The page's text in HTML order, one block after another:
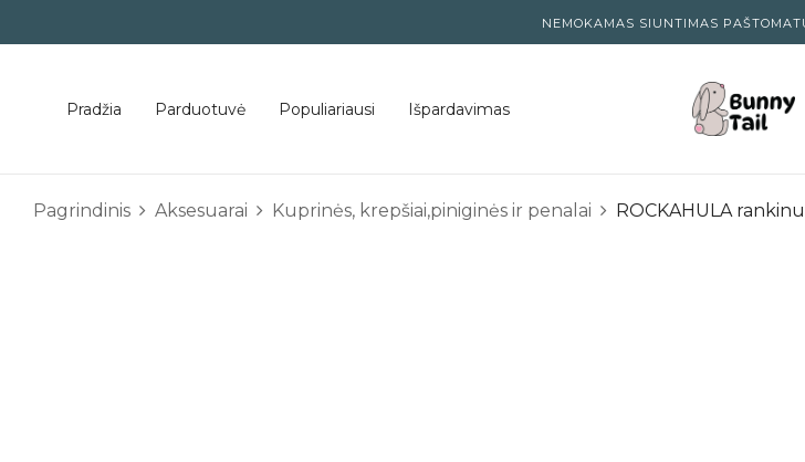
NEMOKAMAS SIUNTIMAS
Pradžia Parduotuvė Populiariausi Išpardavimas
Pagrindinis Aksesuarai Kuprinės, krepšiai,piniginės ir penalai ROCKAHULA